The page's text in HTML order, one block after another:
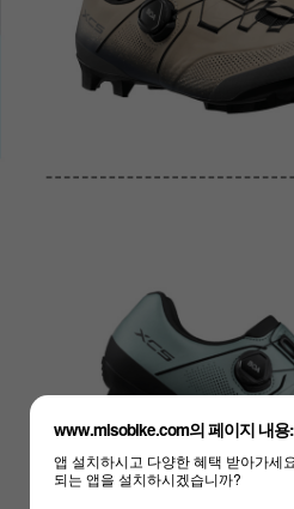
www.misobike.com의 페이지 내용:
앱 설치하시고 다양한 혜택 받아가세
되는 앱을 설치하시겠습니까?